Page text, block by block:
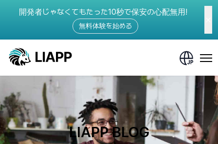
開発者じゃなくてもたった10秒で保安の心配無用!
無料体験を始める
LIAPP BLOG